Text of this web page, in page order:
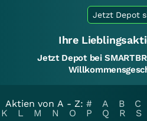
Jetzt Depot
Ihre
Jetzt Depot bei
Aktien von A - Z: # A B C
K
L M N O P Q R S